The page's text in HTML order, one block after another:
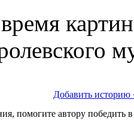
Добавить
помогите автору победить